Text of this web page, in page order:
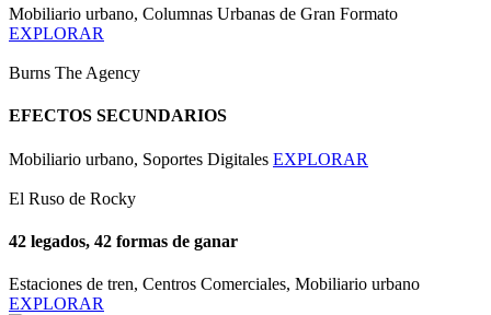
Mobiliario urbano, Columnas Urbanas de Gran Formato
EXPLORAR
Burns The Agency
EFECTOS SECUNDARIOS
Mobiliario urbano, Soportes Digitales EXPLORAR
El Ruso de Rocky
42 legados, 42 formas de ganar
Estaciones de tren, Centros Comerciales, Mobiliario urbano
EXPLORAR